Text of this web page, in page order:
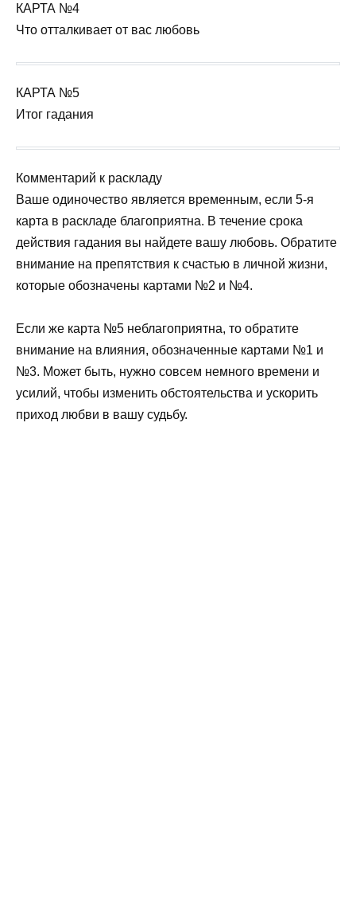
КАРТА №4
Что отталкивает от вас любовь
КАРТА №5
Итог гадания
Комментарий к раскладу
Ваше одиночество является временным, если 5-я
карта в раскладе благоприятна. В течение срока
действия гадания вы найдете вашу любовь. Обратите
внимание на препятствия к счастью в личной жизни,
которые обозначены картами №2 и №4.
Если же карта №5 неблагоприятна, то обратите
внимание на влияния, обозначенные картами №1 и
№3. Может быть, нужно совсем немного времени и
усилий, чтобы изменить обстоятельства и ускорить
приход любви в вашу судьбу.